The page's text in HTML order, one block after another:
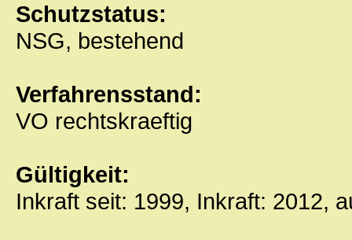
Schutzstatus:
NSG, bestehend
Verfahrensstand:
VO rechtskraeftig
Gültigkeit:
Inkraft seit: 1999, Inkraft: 2012,